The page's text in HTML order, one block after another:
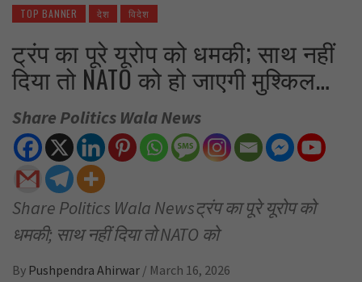
TOP BANNER देश विदेश
ट्रंप का पूरे यूरोप को धमकी; साथ नहीं
दिया तो NATO को हो जाएगी मुश्किल…
Share Politics Wala News
Share Politics Wala Newsट्रंप का पूरे यूरोप को
धमकी; साथ नहीं दिया तो NATO को
By Pushpendra Ahirwar / March 16, 2026